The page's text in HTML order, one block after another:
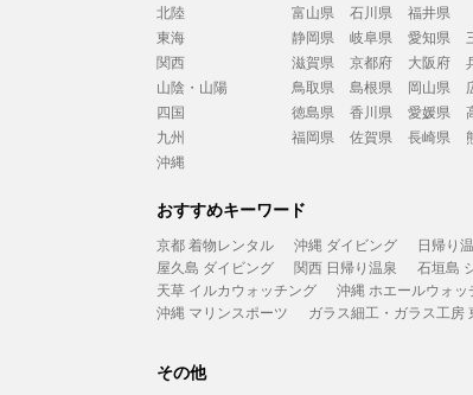
北陸
富山県 石川県
福井県
東海
静岡県 岐阜県 愛知県
関西
滋賀県 京都府 大阪府
山陰・山陽
鳥取県 島根県 岡山県
四国
徳島県 香川県 愛媛県
九州
福岡県 佐賀県 長崎県
沖縄
おすすめキーワード
京都 着物レンタル 沖縄 ダイビング 日帰り
屋久島 ダイビング
関西 日帰り温泉 石垣島
天草 イルカウォッチング
沖縄 ホエールウォッ
沖縄 マリンスポーツ
ガラス細工・ガラス工房
その他